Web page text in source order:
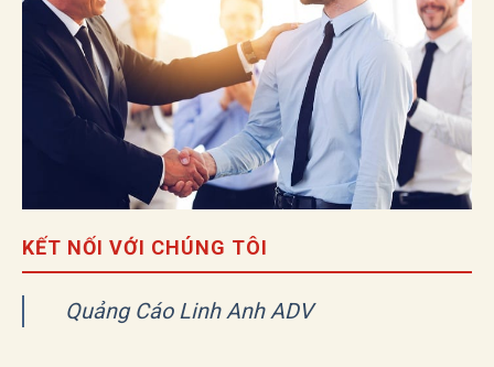
KẾT NỐI VỚI CHÚNG TÔI
Quảng Cáo Linh Anh ADV